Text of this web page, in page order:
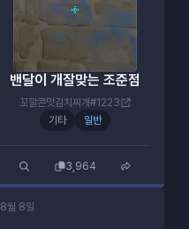
밴달이 개잘맞는 조준점
꼬깔콘맛김치찌개#1223
기타
일반
3,964
8월 8일